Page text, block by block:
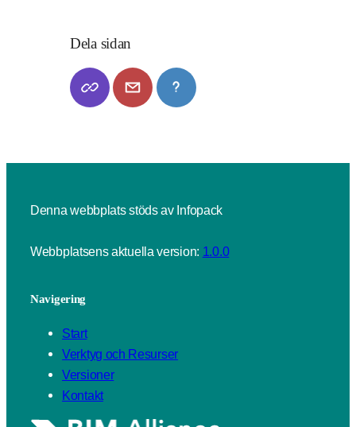
Dela sidan
Denna webbplats stöds av Infopack
Webbplatsens aktuella version: 1.0.0
Navigering
Start
Verktyg och Resurser
Versioner
Kontakt